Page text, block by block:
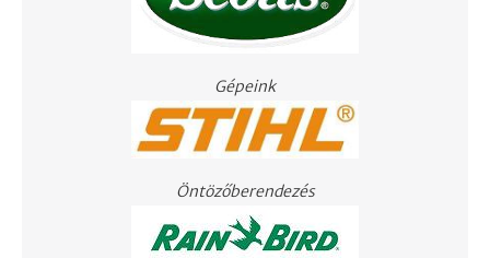
Gépeink
Öntözőberendezés